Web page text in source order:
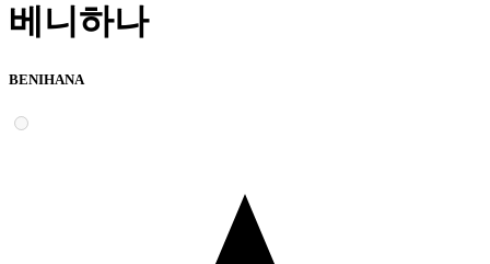
베니하나
BENIHANA